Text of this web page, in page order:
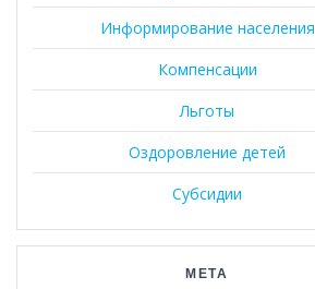
Информирование населения
Компенсации
Льготы
Оздоровление детей
Субсидии
МЕТА